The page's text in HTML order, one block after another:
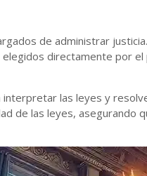
de administrar
directamente por
interpretar las leyes y
de las leyes, asegurando